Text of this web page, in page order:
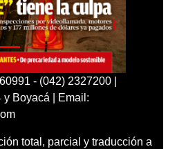
- (042) 2327200 |
y Boyacá | Email:
total, parcial y traducción a